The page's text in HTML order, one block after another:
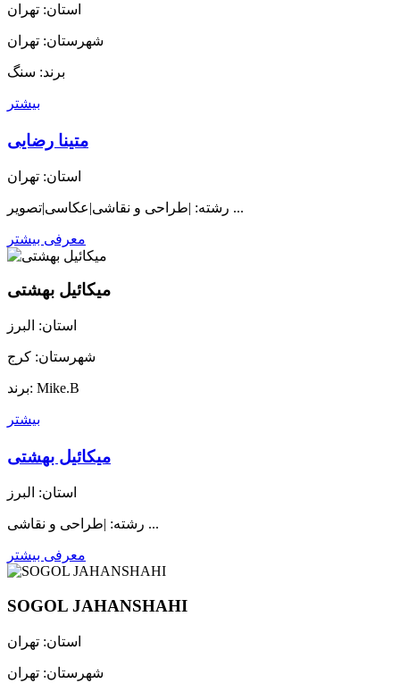
استان: تهران
شهرستان: تهران
برند: سنگ
بیشتر
متینا رضایی
استان: تهران
رشته: |طراحی و نقاشی|عکاسی|تصویر ...
معرفی بیشتر
میکائیل بهشتی
استان: البرز
شهرستان: کرج
برند: Mike.B
بیشتر
میکائیل بهشتی
استان: البرز
رشته: |طراحی و نقاشی ...
معرفی بیشتر
SOGOL JAHANSHAHI
استان: تهران
شهرستان: تهران